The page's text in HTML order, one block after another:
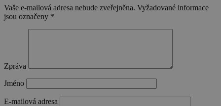
Vaše e-mailová adresa nebude zveřejněna. Vyžadované informace
jsou označeny *
Zpráva
Jméno
E-mailová adresa